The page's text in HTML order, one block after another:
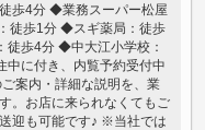
歩4分 ◆業務スーパー松屋
徒歩1分 ◆スギ薬局：徒歩
歩4分 ◆中大江小学校：
に付き、内覧予約受付中
案内・詳細な説明を、業
。お店に来られなくてもご
迎も可能です♪ ※当社では